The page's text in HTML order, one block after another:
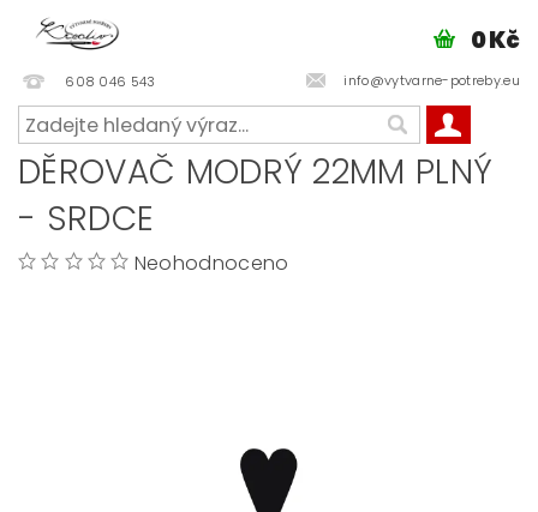
608 046 543 info@vytvarne-potreby.eu
0 Kč
DĚROVAČ MODRÝ 22MM PLNÝ
- SRDCE
Neohodnoceno